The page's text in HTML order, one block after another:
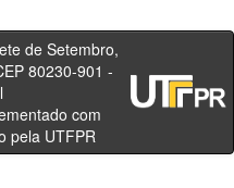
Setembro,
80230-901 -
- Brasil
com
pela UTFPR